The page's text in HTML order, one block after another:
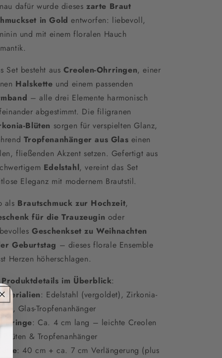
dafür wurde dieseszarte Braut
in Gold entworfen: liebevoll,
und mit einem floralen Hauch
Set besteht aus Creolen-Ohrringen, einer
Halskette und einem passenden
– alle drei Elemente harmonisch
abgestimmt. Die filigranen
Blüten sorgen für verspielten Glanz,
Tropfenanhänger aus Glas einen
fließenden Akzent setzen. Gefertigt aus
Edelstahl, vereint das Set
Eleganz mit modernem Brautstil.
als Brautschmuck zur Hochzeit,
für die Trauzeugin oder
Geschenkset zu Weihnachten
Geburtstag – dieses florale Ensemble
Herzen höherschlagen.
Produktdetails im Überblick:
: Edelstahl (vergoldet), Zirkonia-
Glas-Tropfenanhänger
Ohrringe: Ca. 4 cm lang – leichte Creolen
Blüten & Tropfenanhänger
Kette: 40 cm + ca. 7 cm Verlängerung (plus